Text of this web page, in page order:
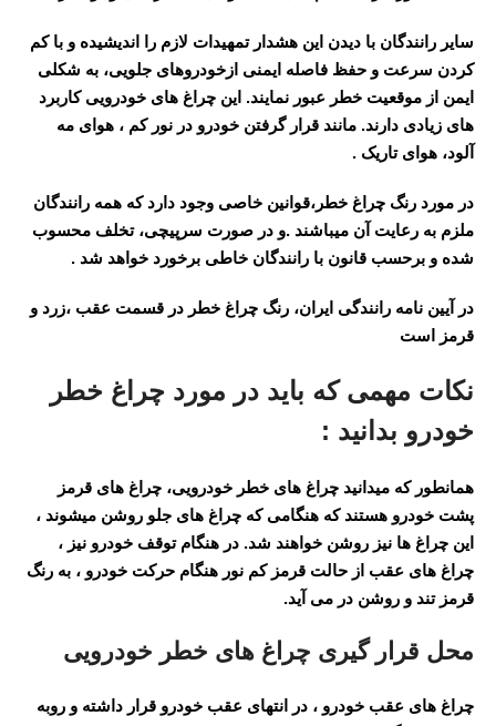
سایر رانندگان با دیدن این هشدار تمهیدات لازم را اندیشیده و با کم
کردن سرعت و حفظ فاصله ایمنی ازخودروهای جلویی، به شکلی
ایمن از موقعیت خطر عبور نمایند. این چراغ های خودرویی کاربرد
های زیادی دارند. مانند قرار گرفتن خودرو در نور کم ، هوای مه
آلود، هوای تاریک .
در مورد رنگ چراغ خطر،قوانین خاصی وجود دارد که همه رانندگان
ملزم به رعایت آن میباشند .و در صورت سرپیچی، تخلف محسوب
شده و برحسب قانون با رانندگان خاطی برخورد خواهد شد .
در آیین نامه رانندگی ایران، رنگ چراغ خطر در قسمت عقب ،زرد و
قرمز است
نکات مهمی که باید در مورد چراغ خطر
خودرو بدانید :
همانطور که میدانید چراغ های خطر خودرویی، چراغ های قرمز
پشت خودرو هستند که هنگامی که چراغ های جلو روشن میشوند ،
این چراغ ها نیز روشن خواهند شد. در هنگام توقف خودرو نیز ،
چراغ های عقب از حالت قرمز کم نور هنگام حرکت خودرو ، به رنگ
قرمز تند و روشن در می آید.
محل قرار گیری چراغ های خطر خودرویی
چراغ های عقب خودرو ، در انتهای عقب خودرو قرار داشته و روبه